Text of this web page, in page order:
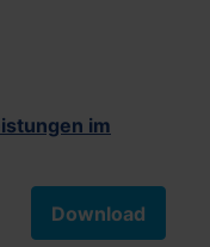
im
Download